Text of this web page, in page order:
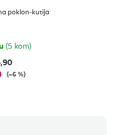
poklon-kutija
(5 kom)
(–6 %)